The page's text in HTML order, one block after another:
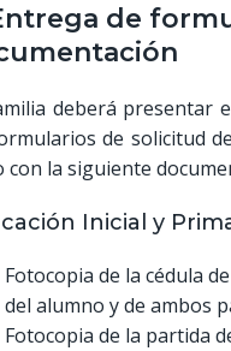
de
deberá presentar
de solicitud
con la siguiente
Inicial y
Fotocopia de la cédula
del alumno y de ambos
Fotocopia de la partida